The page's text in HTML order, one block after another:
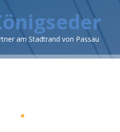
am Stadtrand von Passau